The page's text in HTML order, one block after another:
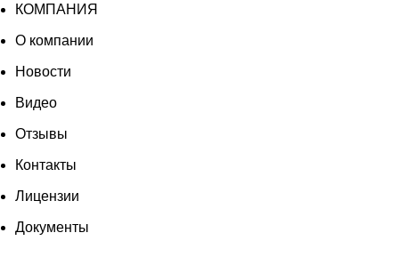
КОМПАНИЯ
О компании
Новости
Видео
Отзывы
Контакты
Лицензии
Документы